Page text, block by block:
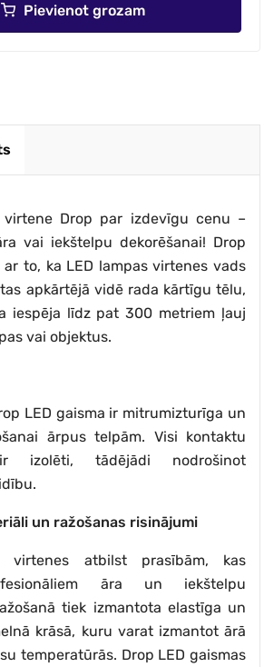
Pievienot grozam
Drop par izdevīgu cenu –
vai iekštelpu dekorēšanai! Drop
ar to, ka LED lampas virtenes vads
apkārtējā vidē rada kārtīgu tēlu,
iespēja līdz pat 300 metriem ļauj
vai objektus.
LED gaisma ir mitrumizturīga un
ārpus telpām. Visi kontaktu
izolēti, tādējādi nodrošinot
un ražošanas risinājumi
virtenes atbilst prasībām, kas
āra un iekštelpu
tiek izmantota elastīga un
krāsā, kuru varat izmantot ārā
temperatūrās. Drop LED gaismas